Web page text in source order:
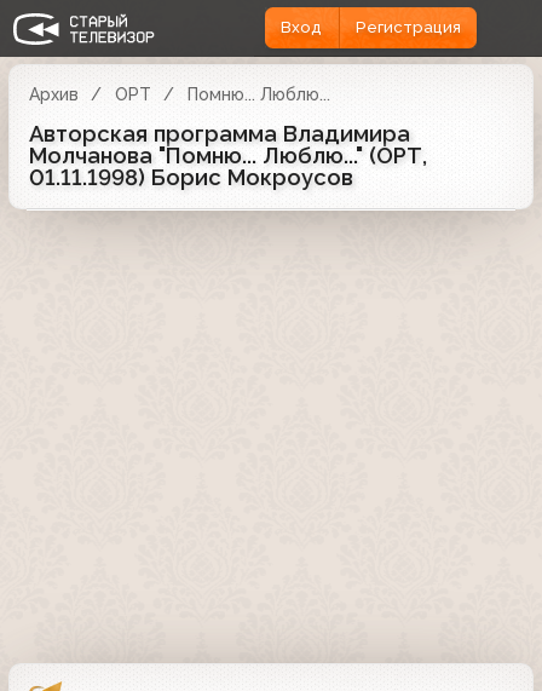
Вход Регистрация
Архив ОРТ Помню... Люблю...
Авторская программа Владимира
Молчанова "Помню... Люблю..." (ОРТ,
01.11.1998) Борис Мокроусов